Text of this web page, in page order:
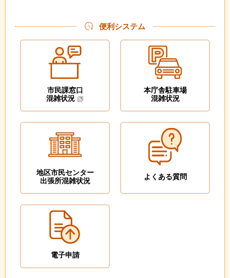
便利システム
市民課窓口
混雑状況
本庁舎駐車場
混雑状況
地区市民センター
出張所混雑状況
よくある質問
電子申請